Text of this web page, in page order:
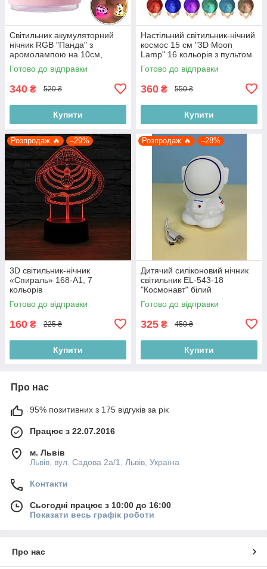
Світильник акумуляторний
нічник RGB "Панда" з
аромолампою на 10см,
рожевий
Готово до відправки
340 ₴ 520 ₴
Купити
Настільний світильник-нічний
космос 15 см "3D Moon
Lamp" 16 кольорів з пультом
(не акумуляторний),
різнокольоровий
Готово до відправки
360 ₴ 550 ₴
Купити
Розпродаж 🔥 –29%
3D світильник-нічник
«Спираль» 168-A1, 7
кольорів
Готово до відправки
160 ₴ 225 ₴
Купити
Розпродаж 🔥 –28%
Дитячий силіконовий нічник
світильник EL-543-18
"Космонавт" білий
Готово до відправки
325 ₴ 450 ₴
Купити
Про нас
95% позитивних з 175 відгуків за рік
Працює з 22.07.2016
м. Львів
Львів, вул. Садова 2а/1, Львів, Україна
Контакти
Сьогодні працює з 10:00 до 16:00
Показати весь графік роботи
Про нас